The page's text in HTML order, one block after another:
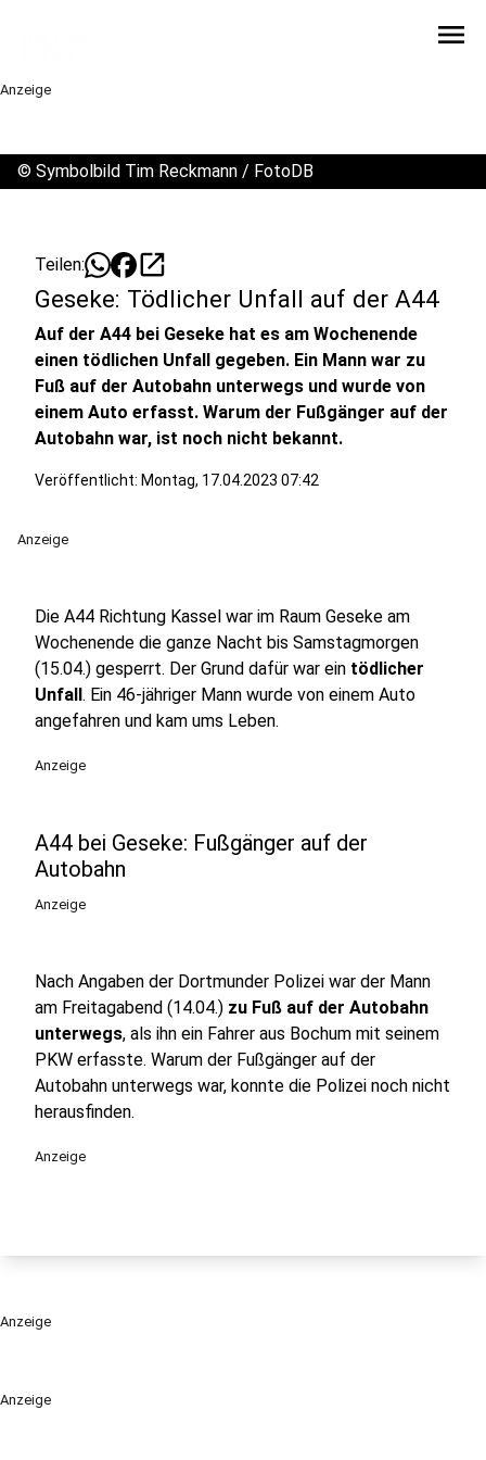
menu
Anzeige
Anzeige
© Symbolbild Tim Reckmann / FotoDB
Teilen: open_in_new
Geseke: Tödlicher Unfall auf der A44
Auf der A44 bei Geseke hat es am Wochenende
einen tödlichen Unfall gegeben. Ein Mann war zu
Fuß auf der Autobahn unterwegs und wurde von
einem Auto erfasst. Warum der Fußgänger auf der
Autobahn war, ist noch nicht bekannt.
Veröffentlicht: Montag, 17.04.2023 07:42
Anzeige
Die A44 Richtung Kassel war im Raum Geseke am
Wochenende die ganze Nacht bis Samstagmorgen
(15.04.) gesperrt. Der Grund dafür war ein tödlicher
Unfall. Ein 46-jähriger Mann wurde von einem Auto
angefahren und kam ums Leben.
Anzeige
A44 bei Geseke: Fußgänger auf der
Autobahn
Anzeige
Nach Angaben der Dortmunder Polizei war der Mann
am Freitagabend (14.04.) zu Fuß auf der Autobahn
unterwegs, als ihn ein Fahrer aus Bochum mit seinem
PKW erfasste. Warum der Fußgänger auf der
Autobahn unterwegs war, konnte die Polizei noch nicht
herausfinden.
Anzeige
Anzeige